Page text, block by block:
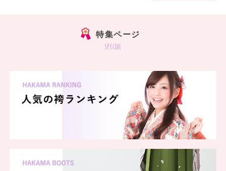
特集ページ
special